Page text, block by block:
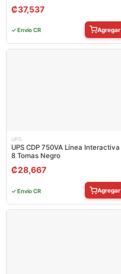
₡37,537
✓ Envío CR Agregar
UPS
UPS CDP 750VA Línea Interactiva
8 Tomas Negro
₡28,667
✓ Envío CR Agregar